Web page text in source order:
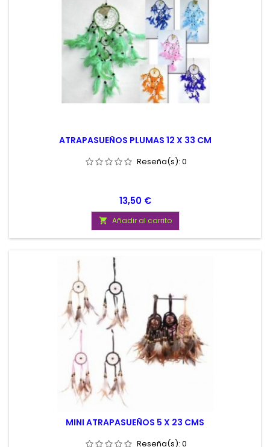
ATRAPASUEÑOS PLUMAS 12 X 33 CM
Reseña(s): 0
Precio
13,50 €
 Añadir al carrito
MINI ATRAPASUEÑOS 5 X 23 CMS
Reseña(s): 0